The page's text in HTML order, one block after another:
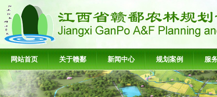
网站首页 关于赣鄱 新闻中心 规划案例 服